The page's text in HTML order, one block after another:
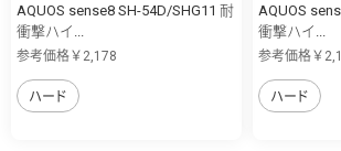
AQUOS sense8 SH-54D/SHG11 耐
衝撃ハイ...
参考価格￥2,178
ハード
AQUOS
衝撃ハイ...
参考価格￥
ハード